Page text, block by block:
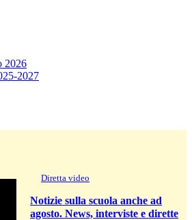
2026
2027
Diretta video
Notizie sulla scuola anche ad
agosto. News, interviste e dirette